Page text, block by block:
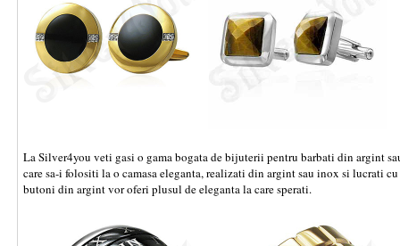
La Silver4you veti gasi o gama bogata de bijuterii pentru barbati din argint
care sa-i folositi la o camasa eleganta, realizati din argint sau inox si lucrati
butoni din argint vor oferi plusul de eleganta la care sperati.